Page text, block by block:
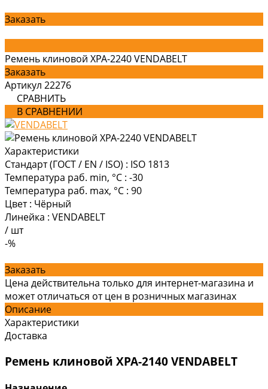
Заказать
Ремень клиновой XPA-2240 VENDABELT
Заказать
Артикул 22276
СРАВНИТЬ
В СРАВНЕНИИ
Характеристики
Стандарт (ГОСТ / EN / ISO) : ISO 1813
Температура раб. min, °C : -30
Температура раб. max, °C : 90
Цвет : Чёрный
Линейка : VENDABELT
/ шт
-%
Заказать
Цена действительна только для интернет-магазина и
может отличаться от цен в розничных магазинах
Описание
Характеристики
Доставка
Ремень клиновой XPA-2140 VENDABELT